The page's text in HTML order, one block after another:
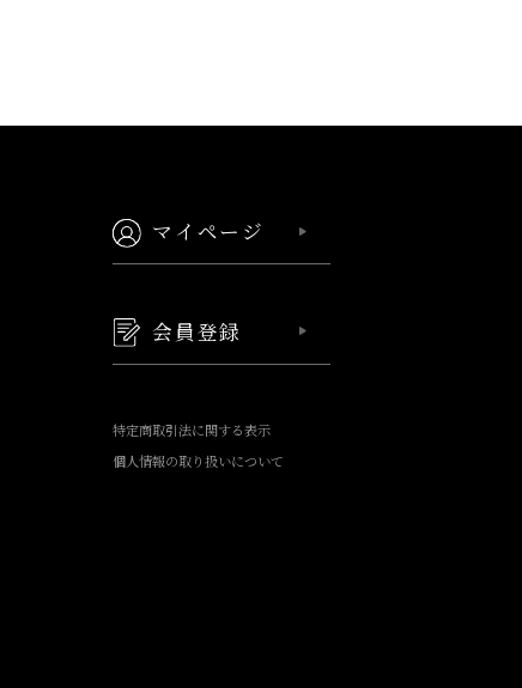
マイページ
会員登録
特定商取引法に関する表示
個人情報の取り扱いについて